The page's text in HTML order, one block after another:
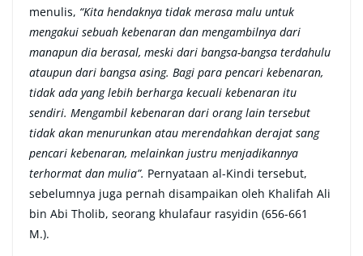
menulis, “Kita hendaknya tidak merasa malu untuk
mengakui sebuah kebenaran dan mengambilnya dari
manapun dia berasal, meski dari bangsa-bangsa terdahulu
ataupun dari bangsa asing. Bagi para pencari kebenaran,
tidak ada yang lebih berharga kecuali kebenaran itu
sendiri. Mengambil kebenaran dari orang lain tersebut
tidak akan menurunkan atau merendahkan derajat sang
pencari kebenaran, melainkan justru menjadikannya
terhormat dan mulia”. Pernyataan al-Kindi tersebut,
sebelumnya juga pernah disampaikan oleh Khalifah Ali
bin Abi Tholib, seorang khulafaur rasyidin (656-661
M.).